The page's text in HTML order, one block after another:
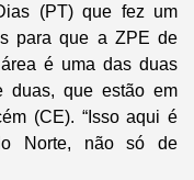
(PT) que fez um
para que a ZPE de
é uma das duas
duas, que estão em
(CE). “Isso aqui é
Norte, não só de